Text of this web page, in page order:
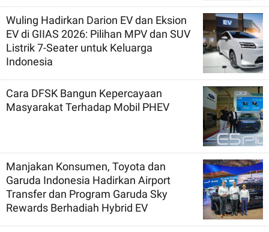
Wuling Hadirkan Darion EV dan Eksion
EV di GIIAS 2026: Pilihan MPV dan SUV
Listrik 7-Seater untuk Keluarga
Indonesia
Cara DFSK Bangun Kepercayaan
Masyarakat Terhadap Mobil PHEV
Manjakan Konsumen, Toyota dan
Garuda Indonesia Hadirkan Airport
Transfer dan Program Garuda Sky
Rewards Berhadiah Hybrid EV